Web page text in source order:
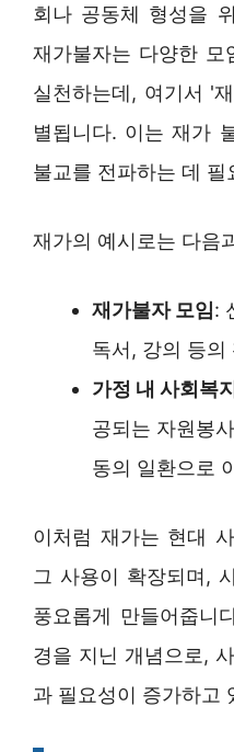
회나 공동체 형성을
재가불자는 다양한 모
실천하는데, 여기서 '
별됩니다. 이는 재가
불교를 전파하는 데
재가의 예시로는 다음
재가불자 모임:
독서, 강의 등의
가정 내 사회복
공되는 자원봉
동의 일환으로
이처럼 재가는 현대
그 사용이 확장되며,
풍요롭게 만들어줍니
경을 지닌 개념으로,
과 필요성이 증가하고